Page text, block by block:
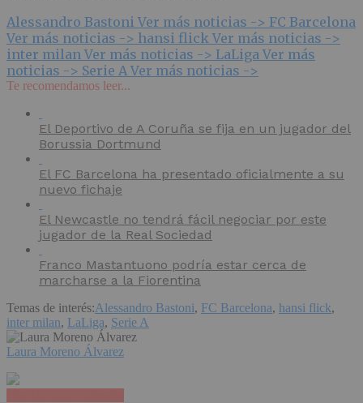
Alessandro Bastoni Ver más noticias -> FC Barcelona
Ver más noticias -> hansi flick Ver más noticias ->
inter milan Ver más noticias -> LaLiga Ver más
noticias -> Serie A Ver más noticias ->
Te recomendamos leer...
El Deportivo de A Coruña se fija en un jugador del
Borussia Dortmund
El FC Barcelona ha presentado oficialmente a su
nuevo fichaje
El Newcastle no tendrá fácil negociar por este
jugador de la Real Sociedad
Franco Mastantuono podría estar cerca de
marcharse a la Fiorentina
Temas de interés:Alessandro Bastoni, FC Barcelona, hansi flick,
inter milan, LaLiga, Serie A
Laura Moreno Álvarez